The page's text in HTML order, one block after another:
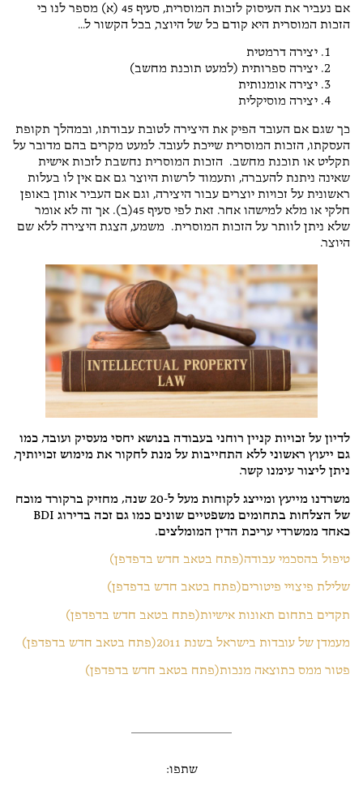
אם נעביר את העיסוק לזכות המוסרית, סעיף 45 (א) מספר לנו כי
הזכות המוסרית היא קודם כל של היוצר, בכל הקשור ל…
יצירה דרמטית
יצירה ספרותית (למעט תוכנת מחשב)
יצירה אומנותית
יצירה מוסיקלית
כך שגם אם העובד הפיק את היצירה לטובת עבודתו, ובמהלך תקופת
העסקתו, הזכות המוסרית שייכת לעובד. למעט מקרים בהם מדובר על
תקליט או תוכנת מחשב. הזכות המוסרית נחשבת לזכות אישית
שאינה ניתנת להעברה, ותעמוד לרשות היוצר גם אם אין לו בעלות
ראשונית על זכויות יוצרים עבור היצירה, וגם אם העביר אותן באופן
חלקי או מלא למישהו אחר. זאת לפי סעיף 45(ב). אך זה לא אומר
שלא ניתן לוותר על הזכות המוסרית. משמע, הצגת היצירה ללא שם
היוצר.
לדיון על זכויות קניין רוחני בעבודה בנושא יחסי מעסיק ועובד, כמו
גם ייעוץ ראשוני ללא התחייבות על מנת לחקור את מימוש זכויותיך,
ניתן ליצור עימנו קשר.
משרדנו מייעץ ומייצג לקוחות מעל ל-20 שנה, מחזיק ברקורד מוכח
של הצלחות בתחומים משפטיים שונים כמו גם זכה בדירוג BDI
כאחד ממשרדי עריכת הדין המומלצים.
טיפול בהסכמי עבודה(פתח בטאב חדש בדפדפן)
שלילת פיצויי פיטורים(פתח בטאב חדש בדפדפן)
תקדים בתחום תאונות אישיות(פתח בטאב חדש בדפדפן)
מעמדן של עובדות בישראל בשנת 2011(פתח בטאב חדש בדפדפן)
פטור ממס כתוצאה מנכות(פתח בטאב חדש בדפדפן)
שתפו: